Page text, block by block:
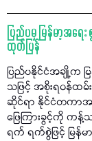
ပြည်ပမှ မြန်မာ့အရ
ထုတ်ပြန်
ပြည်ပနိုင်ငံအချို့က
သဖြင့် အစိုးရဝန်ထမ်း
ဆိုင်ရာ နိုင်ငံတကာအခ
ဖြေကြားခွင့်ကို
ရက် ရက်စွဲဖြင့် မြ